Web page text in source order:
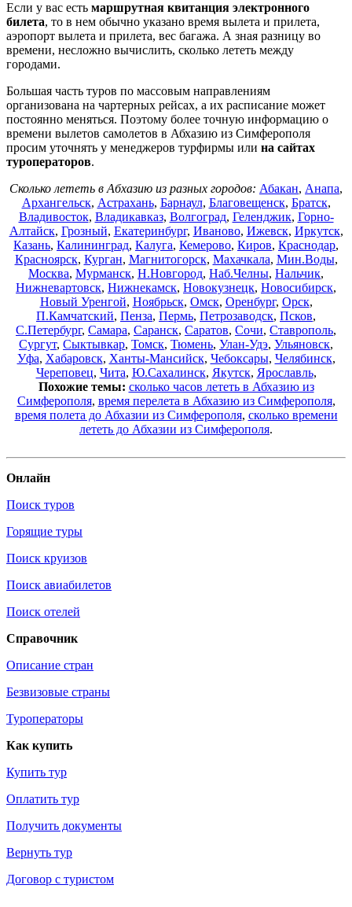
Если у вас есть маршрутная квитанция электронного
билета, то в нем обычно указано время вылета и прилета,
аэропорт вылета и прилета, вес багажа. А зная разницу во
времени, несложно вычислить, сколько лететь между
городами.
Большая часть туров по массовым направлениям
организована на чартерных рейсах, а их расписание может
постоянно меняться. Поэтому более точную информацию о
времени вылетов самолетов в Абхазию из Симферополя
просим уточнять у менеджеров турфирмы или на сайтах
туроператоров.
Сколько лететь в Абхазию из разных городов: Абакан, Анапа,
Архангельск, Астрахань, Барнаул, Благовещенск, Братск,
Владивосток, Владикавказ, Волгоград, Геленджик, Горно-
Алтайск, Грозный, Екатеринбург, Иваново, Ижевск, Иркутск,
Казань, Калининград, Калуга, Кемерово, Киров, Краснодар,
Красноярск, Курган, Магнитогорск, Махачкала, Мин.Воды,
Москва, Мурманск, Н.Новгород, Наб.Челны, Нальчик,
Нижневартовск, Нижнекамск, Новокузнецк, Новосибирск,
Новый Уренгой, Ноябрьск, Омск, Оренбург, Орск,
П.Камчатский, Пенза, Пермь, Петрозаводск, Псков,
С.Петербург, Самара, Саранск, Саратов, Сочи, Ставрополь,
Сургут, Сыктывкар, Томск, Тюмень, Улан-Удэ, Ульяновск,
Уфа, Хабаровск, Ханты-Мансийск, Чебоксары, Челябинск,
Череповец, Чита, Ю.Сахалинск, Якутск, Ярославль,
Похожие темы: сколько часов лететь в Абхазию из
Симферополя, время перелета в Абхазию из Симферополя,
время полета до Абхазии из Симферополя, сколько времени
лететь до Абхазии из Симферополя.
Онлайн
Поиск туров
Горящие туры
Поиск круизов
Поиск авиабилетов
Поиск отелей
Справочник
Описание стран
Безвизовые страны
Туроператоры
Как купить
Купить тур
Оплатить тур
Получить документы
Вернуть тур
Договор с туристом